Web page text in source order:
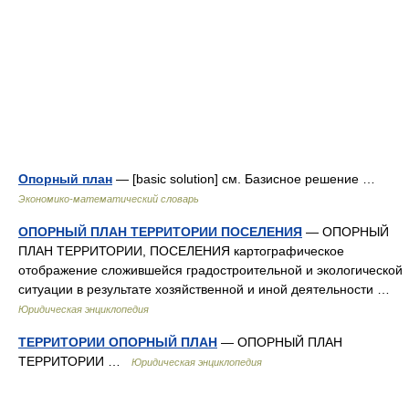
Опорный план — [basic solu­tion] см. Базисное решение …
Экономико-математический словарь
ОПОРНЫЙ ПЛАН ТЕРРИТОРИИ ПОСЕЛЕНИЯ — ОПОРНЫЙ
ПЛАН ТЕРРИТОРИИ, ПОСЕЛЕНИЯ картографическое
отображение сложившейся градостроительной и экологической
ситуации в результате хозяйственной и иной деятельности …
Юридическая энциклопедия
ТЕРРИТОРИИ ОПОРНЫЙ ПЛАН — ОПОРНЫЙ ПЛАН
ТЕРРИТОРИИ …
Юридическая энциклопедия